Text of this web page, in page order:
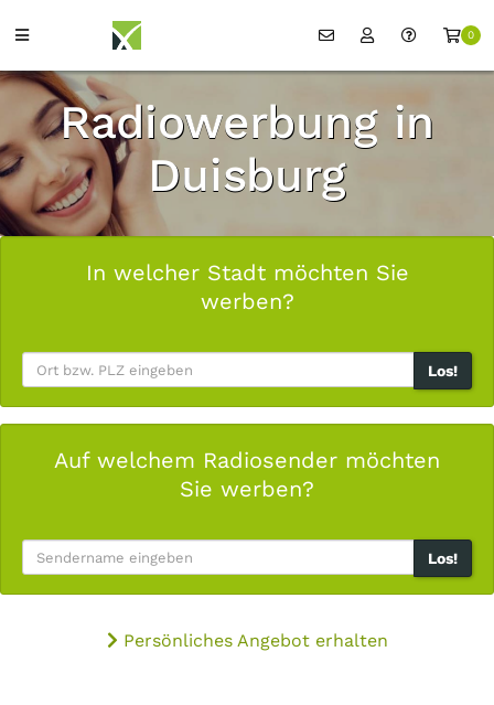
0
Radiowerbung in
Duisburg
In welcher Stadt möchten Sie
werben?
Los!
Auf welchem Radiosender möchten
Sie werben?
Los!
Persönliches Angebot erhalten